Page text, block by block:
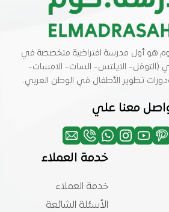
هو أول مدرسة افتراضية متخصصة في
(التوفل- الايلتس- السات- الامسات-
تطوير الأطفال في الوطن العربي.
معنا علي
خدمة العملاء
خدمة العملاء
الأسئلة الشائعة